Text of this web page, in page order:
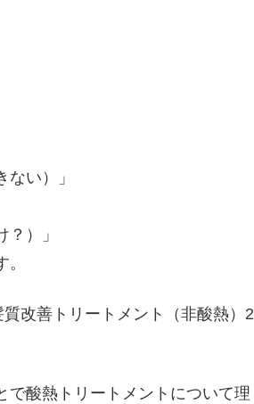
い）」
）」
改善トリートメント（非酸熱）2
で酸熱トリートメントについて理